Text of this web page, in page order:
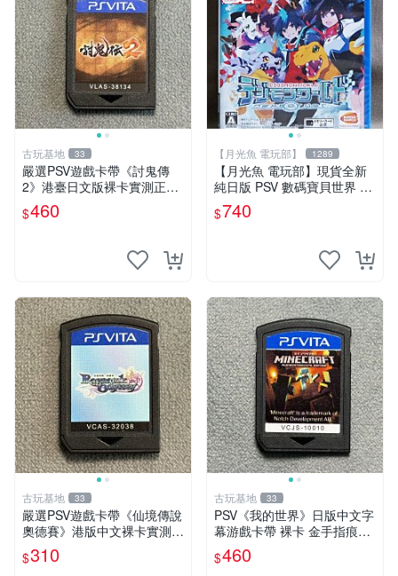
古玩基地 33
嚴選PSV遊戲卡帶《討鬼傳
2》港臺日文版裸卡實測正常
全新套裝，只限PSV機玩 討
鬼傳2 PSV 港臺 日文 裸卡
$460
【月光魚 電玩部】 1289
【月光魚 電玩部】現貨全新
純日版 PSV 數碼寶貝世界 ne
xt 0rder 日版日文
$740
古玩基地 33
嚴選PSV遊戲卡帶《仙境傳說
奧德賽》港版中文裸卡實測無
誤索尼專用 仙境傳說 PSV 港
版 中文
$310
古玩基地 33
PSV《我的世界》日版中文字
幕游戲卡帶 裸卡 金手指痕跡
實測正常 索尼專用 卡帶遊戲
我的世界 PSV 日文 中文字幕
$460